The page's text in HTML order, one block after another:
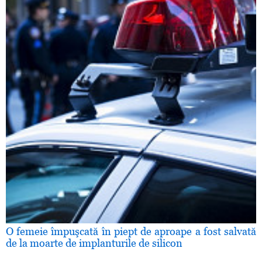
O femeie împuşcată în piept de aproape a fost salvată
de la moarte de implanturile de silicon